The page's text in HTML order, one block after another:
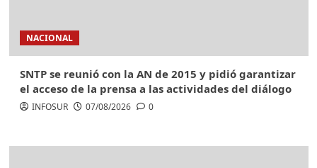
NACIONAL
SNTP se reunió con la AN de 2015 y pidió garantizar
el acceso de la prensa a las actividades del diálogo
INFOSUR 07/08/2026 0